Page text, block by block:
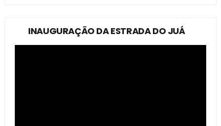
INAUGURAÇÃO DA ESTRADA DO JUÁ